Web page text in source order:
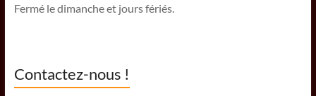
Fermé le dimanche et jours fériés.
Contactez-nous !